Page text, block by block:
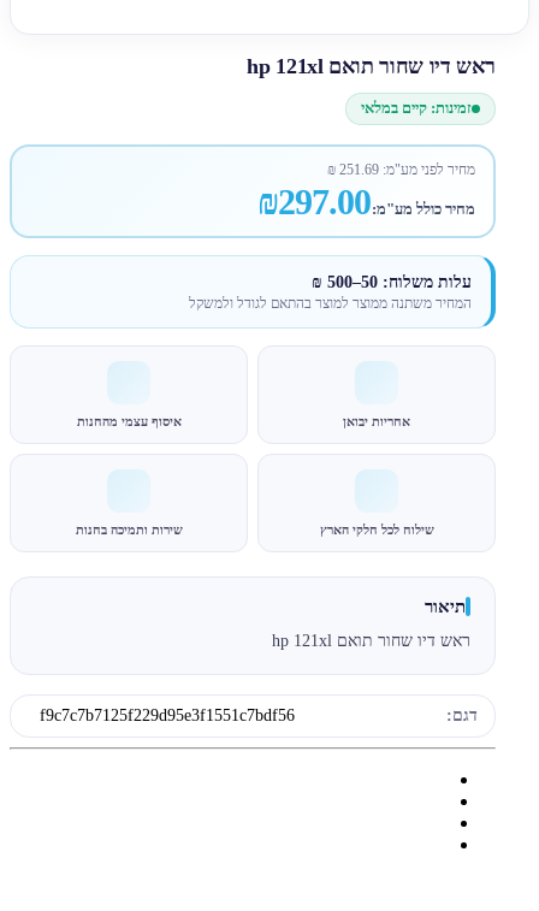
ראש דיו שחור תואם hp 121xl
זמינות: קיים במלאי
מחיר לפני מע"מ:251.69
₪
מחיר כולל מע"מ:₪297.00
עלות משלוח: 50–500 ₪
המחיר משתנה ממוצר למוצר בהתאם לגודל ולמשקל
אחריות יבואן איסוף עצמי מהחנות
שילוח לכל חלקי הארץ שירות ותמיכה בחנות
תיאור
ראש דיו שחור תואם hp 121xl
דגם: f9c7c7b7125f229d95e3f1551c7bdf56